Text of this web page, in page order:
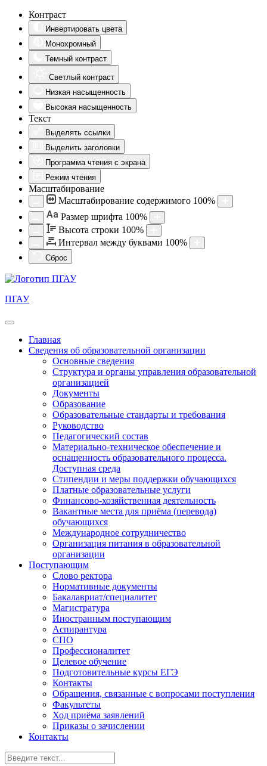
Контраст
Инвертировать цвета
Монохромный
Темный контраст
Светлый контраст
Низкая насыщенность
Высокая насыщенность
Текст
Выделять ссылки
Выделить заголовки
Программа чтения с экрана
Режим чтения
Масштабирование
Масштабирование содержимого 100%
Aa Размер шрифта 100%
Высота строки 100%
Интервал между буквами 100%
Сброс
ПГАУ
Главная
Сведения об образовательной организации
Основные сведения
Структура и органы управления образовательной
организацией
Документы
Образование
Образовательные стандарты и требования
Руководство
Педагогический состав
Материально-техническое обеспечение и
оснащенность образовательного процесса.
Доступная среда
Стипендии и меры поддержки обучающихся
Платные образовательные услуги
Финансово-хозяйственная деятельность
Вакантные места для приёма (перевода)
обучающихся
Международное сотрудничество
Организация питания в образовательной
организации
Поступающим
Слово ректора
Нормативные документы
Бакалавриат/специалитет
Магистратура
Иностранным поступающим
Аспирантура
СПО
Профессионалитет
Целевое обучение
Подготовительные курсы ЕГЭ
Контакты
Обращения, связанные с вопросами поступления
Факультеты
Ход приёма заявлений
Приказы о зачислении
Контакты